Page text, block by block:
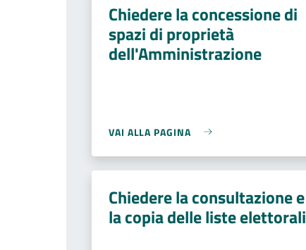
Chiedere la concessione di
spazi di proprietà
dell'Amministrazione
VAI ALLA PAGINA
Chiedere la consultazione e
la copia delle liste elettorali